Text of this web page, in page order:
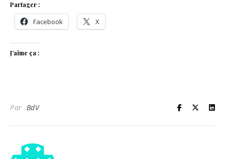
Partager :
Facebook X
J’aime ça :
Par BdV